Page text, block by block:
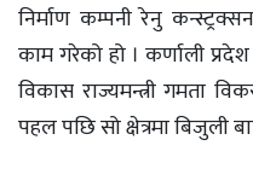
निर्माण कम्पनी रेनु
काम गरेको हो । कर्णाली
विकास राज्यमन्त्री गमता
पहल पछि सो क्षेत्रमा बिजुली